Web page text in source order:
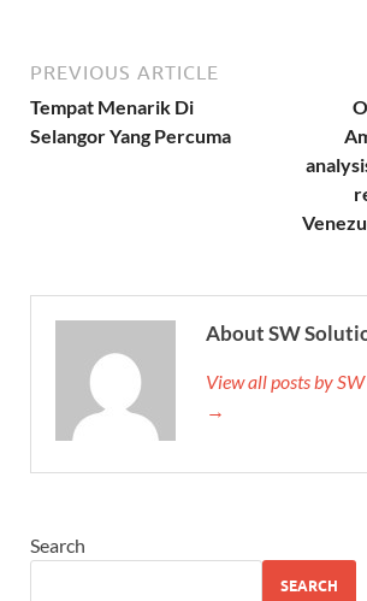
PREVIOUS ARTICLE
Tempat Menarik Di
Selangor Yang Percuma
About SW
View all posts by
→
Search
SEARCH